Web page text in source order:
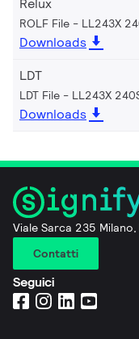
Relux
ROLF File - LL243X
Downloads
LDT
LDT File - LL243X
Downloads
Viale Sarca 235
Contatti
Seguici